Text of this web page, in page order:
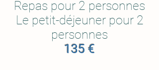
Repas pour 2 personnes
Le petit-déjeuner pour 2
personnes
135 €